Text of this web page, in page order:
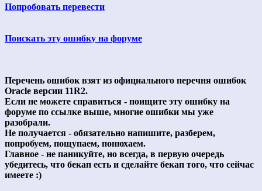
Попробовать перевести
Поискать эту ошибку на форуме
Перечень ошибок взят из официального перечня ошибок
Oracle версии 11R2.
Если не можете справиться - поищите эту ошибку на
форуме по ссылке выше, многие ошибки мы уже
разобрали.
Не получается - обязательно напишите, разберем,
попробуем, пощупаем, понюхаем.
Главное - не паникуйте, но всегда, в первую очередь
убедитесь, что бекап есть и сделайте бекап того, что сейчас
имеете :)